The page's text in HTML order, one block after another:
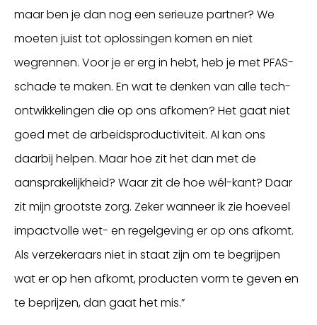
maar ben je dan nog een serieuze partner? We
moeten juist tot oplossingen komen en niet
wegrennen. Voor je er erg in hebt, heb je met PFAS-
schade te maken. En wat te denken van alle tech-
ontwikkelingen die op ons afkomen? Het gaat niet
goed met de arbeidsproductiviteit. AI kan ons
daarbij helpen. Maar hoe zit het dan met de
aansprakelijkheid? Waar zit de hoe wél-kant? Daar
zit mijn grootste zorg. Zeker wanneer ik zie hoeveel
impactvolle wet- en regelgeving er op ons afkomt.
Als verzekeraars niet in staat zijn om te begrijpen
wat er op hen afkomt, producten vorm te geven en
te beprijzen, dan gaat het mis.”